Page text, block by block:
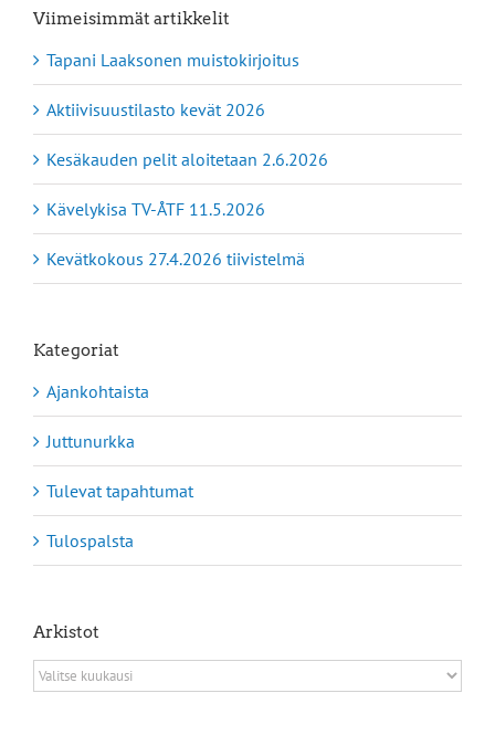
Viimeisimmät artikkelit
Tapani Laaksonen muistokirjoitus
Aktiivisuustilasto kevät 2026
Kesäkauden pelit aloitetaan 2.6.2026
Kävelykisa TV-ÅTF 11.5.2026
Kevätkokous 27.4.2026 tiivistelmä
Kategoriat
Ajankohtaista
Juttunurkka
Tulevat tapahtumat
Tulospalsta
Arkistot
Arkistot